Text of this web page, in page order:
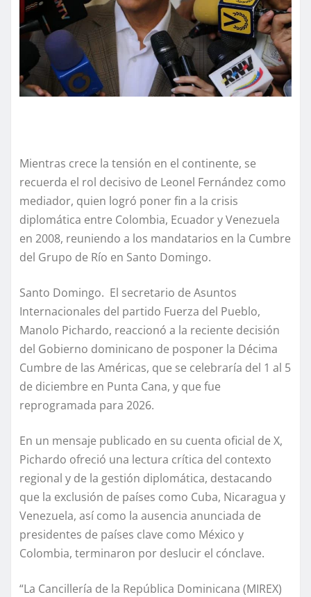
Mientras crece la tensión en el continente, se
recuerda el rol decisivo de Leonel Fernández como
mediador, quien logró poner fin a la crisis
diplomática entre Colombia, Ecuador y Venezuela
en 2008, reuniendo a los mandatarios en la Cumbre
del Grupo de Río en Santo Domingo.
Santo Domingo. El secretario de Asuntos
Internacionales del partido Fuerza del Pueblo,
Manolo Pichardo, reaccionó a la reciente decisión
del Gobierno dominicano de posponer la Décima
Cumbre de las Américas, que se celebraría del 1 al 5
de diciembre en Punta Cana, y que fue
reprogramada para 2026.
En un mensaje publicado en su cuenta oficial de X,
Pichardo ofreció una lectura crítica del contexto
regional y de la gestión diplomática, destacando
que la exclusión de países como Cuba, Nicaragua y
Venezuela, así como la ausencia anunciada de
presidentes de países clave como México y
Colombia, terminaron por deslucir el cónclave.
“La Cancillería de la República Dominicana (MIREX)